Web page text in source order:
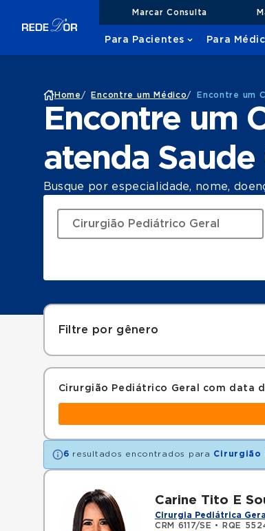
Marcar Consulta
Para Pacientes Para
Home / Encontre um Médico/ Encontre um
Encontre um
atenda Saude
Busque por especialidade, nome,
Filtre por gênero
Cirurgião Pediátrico Geral com data
6 resultados encontrados para Cirurgião
Carine Tito E
Cirurgia Pediátrica Geral
CRM 6117/SE •
RQE